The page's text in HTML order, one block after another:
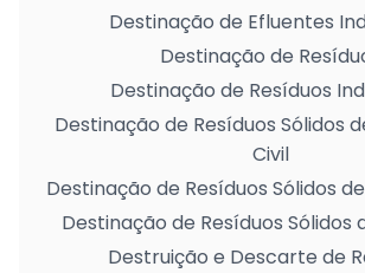
Destinação de Efluentes
Destinação de
Destinação de Resíduos
Destinação de Resíduos Sólidos
Civil
Destinação de Resíduos Sólidos
Destinação de Resíduos Sólidos
Destruição e Descarte de